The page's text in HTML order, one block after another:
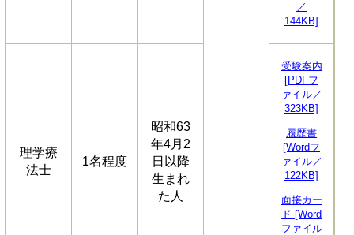
／
144KB]
理学療
法士
1名程度
昭和63
年4月2
日以降
生まれ
た人
受験案内
[PDFフ
ァイル／
323KB]
履歴書
[Wordフ
ァイル／
122KB]
面接カー
ド [Word
ファイル